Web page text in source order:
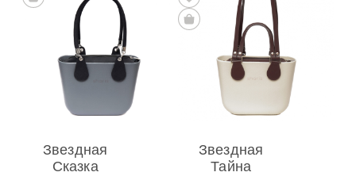
Звездная
Сказка
Звездная
Тайна